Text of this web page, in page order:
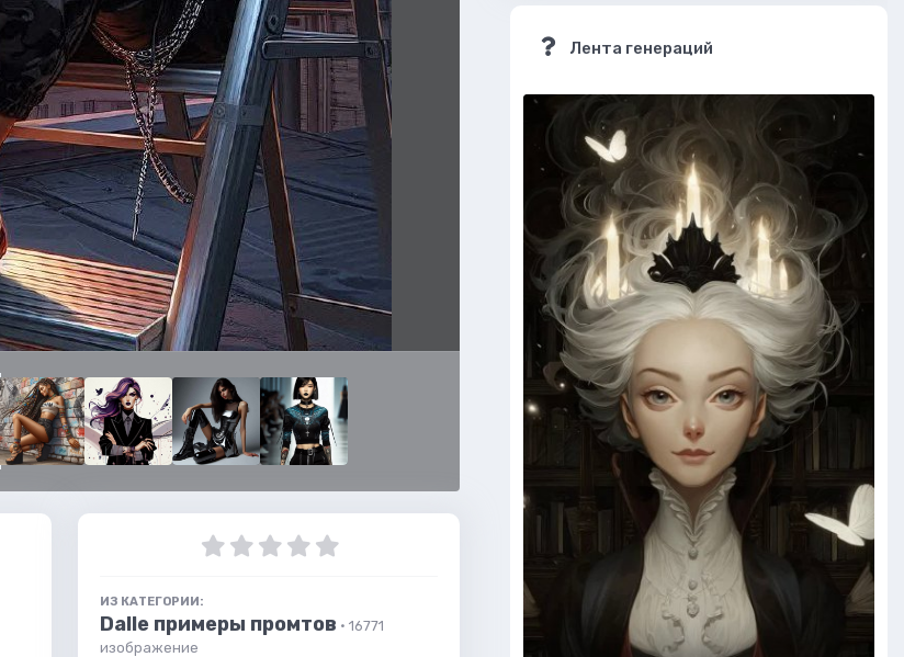
ИЗ КАТЕГОРИИ:
Dalle примеры промтов · 16771
изображение
Лента генераций